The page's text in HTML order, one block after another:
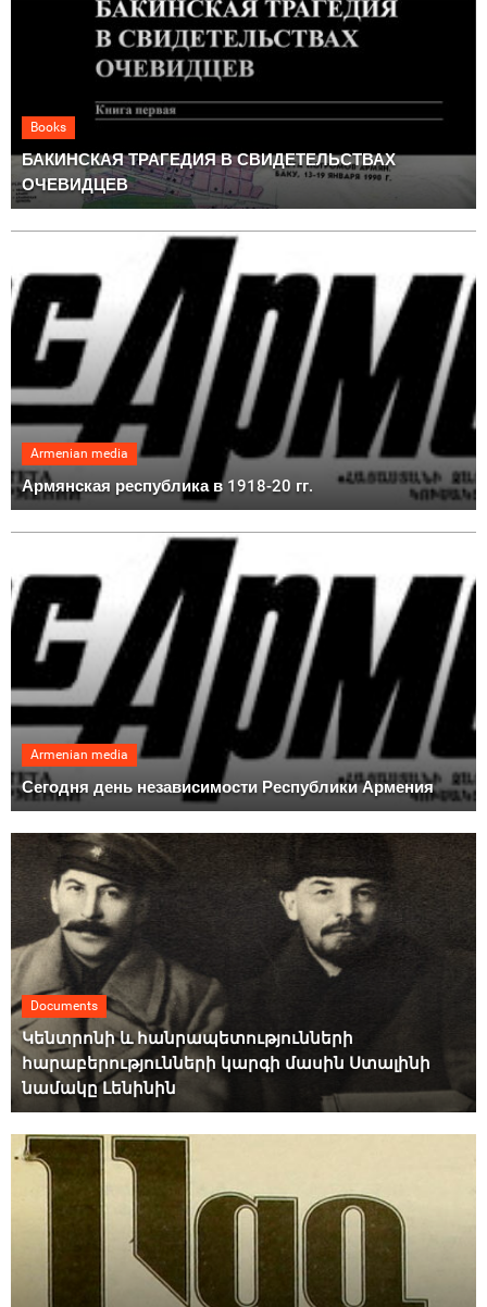
Books
БАКИНСКАЯ ТРАГЕДИЯ В СВИДЕТЕЛЬСТВАХ
ОЧЕВИДЦЕВ
Armenian media
Армянская республика в 1918-20 гг.
Armenian media
Сегодня день независимости Республики Армения
Documents
Կենտրոնի և հանրապետությունների
հարաբերությունների կարգի մասին Ստալինի
նամակը Լենինին